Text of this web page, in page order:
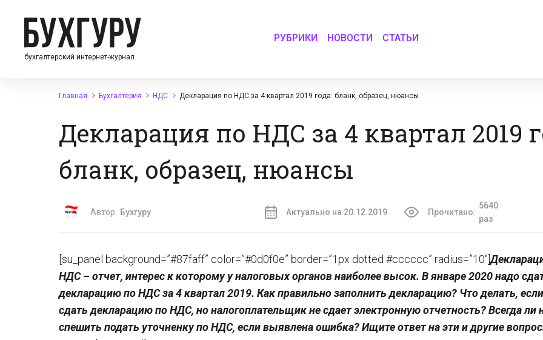
бухгалтерский интернет-журнал
РУБРИКИ НОВОСТИ СТАТЬИ
Главная Бухгалтерия НДС Декларация по НДС за 4 квартал 2019 года: бланк, образец, нюансы
Декларация по НДС за 4 квартал 2019
бланк, образец, нюансы
Автор: Бухгуру Актуально на 20.12.2019 Прочитано:
5640
раз
[su_panel background=”#87faff” color=”#0d0f0e” border=”1px dotted #cccccc” radius=”10″]
НДС – отчет, интерес к которому у налоговых органов наиболее высок. В январе 2020 надо
декларацию по НДС за 4 квартал 2019. Как правильно заполнить декларацию? Что делать,
сдать декларацию по НДС, но налогоплательщик не сдает электронную отчетность? Всегда ли
спешить подать уточненку по НДС, если выявлена ошибка? Ищите ответ на эти и другие